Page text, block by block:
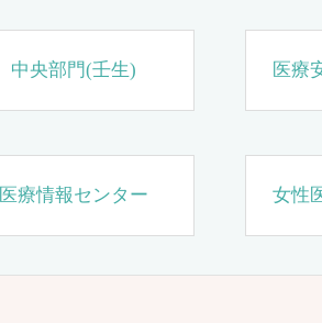
中央部門(壬生) 医療
医療情報センター 女性